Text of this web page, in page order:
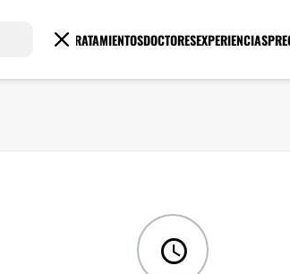
TRATAMIENTOSDOCTORESEXPERIENCIAS